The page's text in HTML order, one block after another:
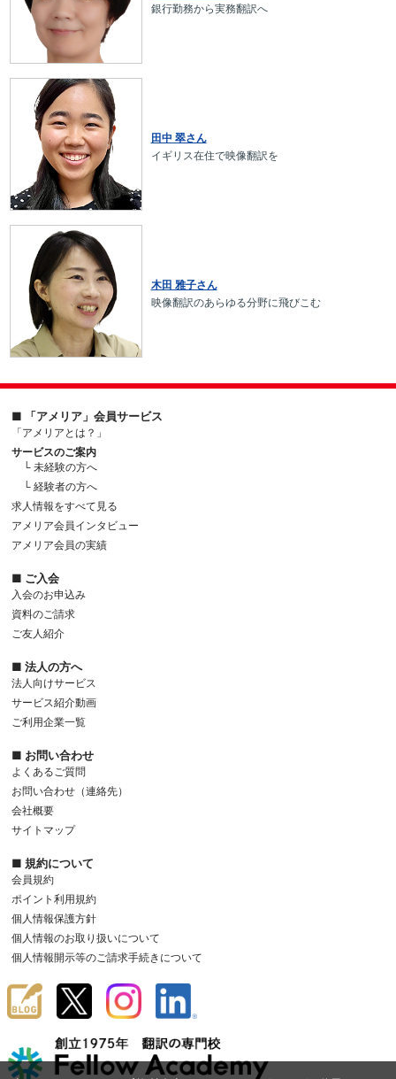
銀行勤務から実務翻訳へ
田中 翠さん
イギリス在住で映像翻訳を
木田 雅子さん
映像翻訳のあらゆる分野に飛びこむ
■ 「アメリア」会員サービス
「アメリアとは？」
サービスのご案内
└ 未経験の方へ
└ 経験者の方へ
求人情報をすべて見る
アメリア会員インタビュー
アメリア会員の実績
■ ご入会
入会のお申込み
資料のご請求
ご友人紹介
■ 法人の方へ
法人向けサービス
サービス紹介動画
ご利用企業一覧
■ お問い合わせ
よくあるご質問
お問い合わせ（連絡先）
会社概要
サイトマップ
■ 規約について
会員規約
ポイント利用規約
個人情報保護方針
個人情報のお取り扱いについて
個人情報開示等のご請求手続きについて